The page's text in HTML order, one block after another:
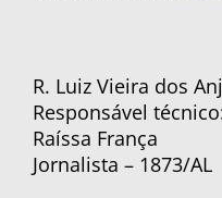
R. Luiz Vieira dos
Responsável
Raíssa França
Jornalista – 1873/AL